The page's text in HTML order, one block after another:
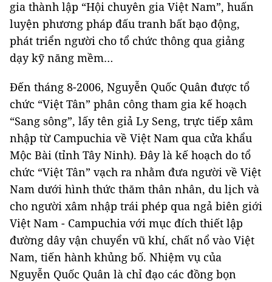
gia thành lập “Hội chuyên gia Việt Nam”, huấn
luyện phương pháp đấu tranh bất bạo động,
phát triển người cho tổ chức thông qua giảng
dạy kỹ năng mềm…
Đến tháng 8-2006, Nguyễn Quốc Quân được tổ
chức “Việt Tân” phân công tham gia kế hoạch
“Sang sông”, lấy tên giả Ly Seng, trực tiếp xâm
nhập từ Campuchia về Việt Nam qua cửa khẩu
Mộc Bài (tỉnh Tây Ninh). Đây là kế hoạch do tổ
chức “Việt Tân” vạch ra nhằm đưa người về Việt
Nam dưới hình thức thăm thân nhân, du lịch và
cho người xâm nhập trái phép qua ngả biên giới
Việt Nam - Campuchia với mục đích thiết lập
đường dây vận chuyển vũ khí, chất nổ vào Việt
Nam, tiến hành khủng bố. Nhiệm vụ của
Nguyễn Quốc Quân là chỉ đạo các đồng bọn